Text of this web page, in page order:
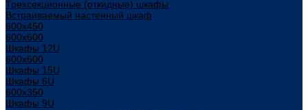
Трехсекционные (откидные) шкафы
Встраиваемый настенный шкаф
600x450
600x600
Шкафы 12U
600x600
Шкафы 15U
Шкафы 6U
600x350
Шкафы 9U